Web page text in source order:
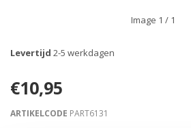
Image 1 / 1
Levertijd 2-5 werkdagen
€10,95
ARTIKELCODE PART6131